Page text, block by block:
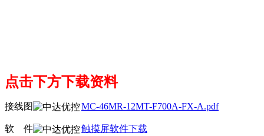
点击下方下载资料
接线图 MC-46MR-12MT-F700A-FX-A.pdf
软 件 触摸屏软件下载